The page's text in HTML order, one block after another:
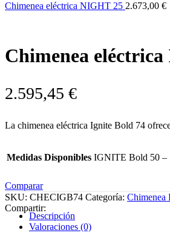
Chimenea eléctrica NIGHT 25 2.673,00 €
Chimenea
2.595,45 €
La chimenea eléctrica Ignite Bold 74
Medidas Disponibles IGNITE Bold 50 –
Comparar
SKU: CHECIGB74 Categoría: Chimenea
Compartir:
Descripción
Valoraciones (0)